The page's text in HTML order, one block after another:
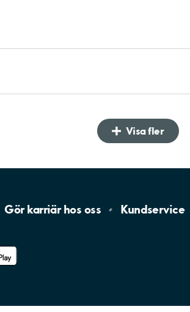
Visa fler
Gör karriär hos oss Kundservice